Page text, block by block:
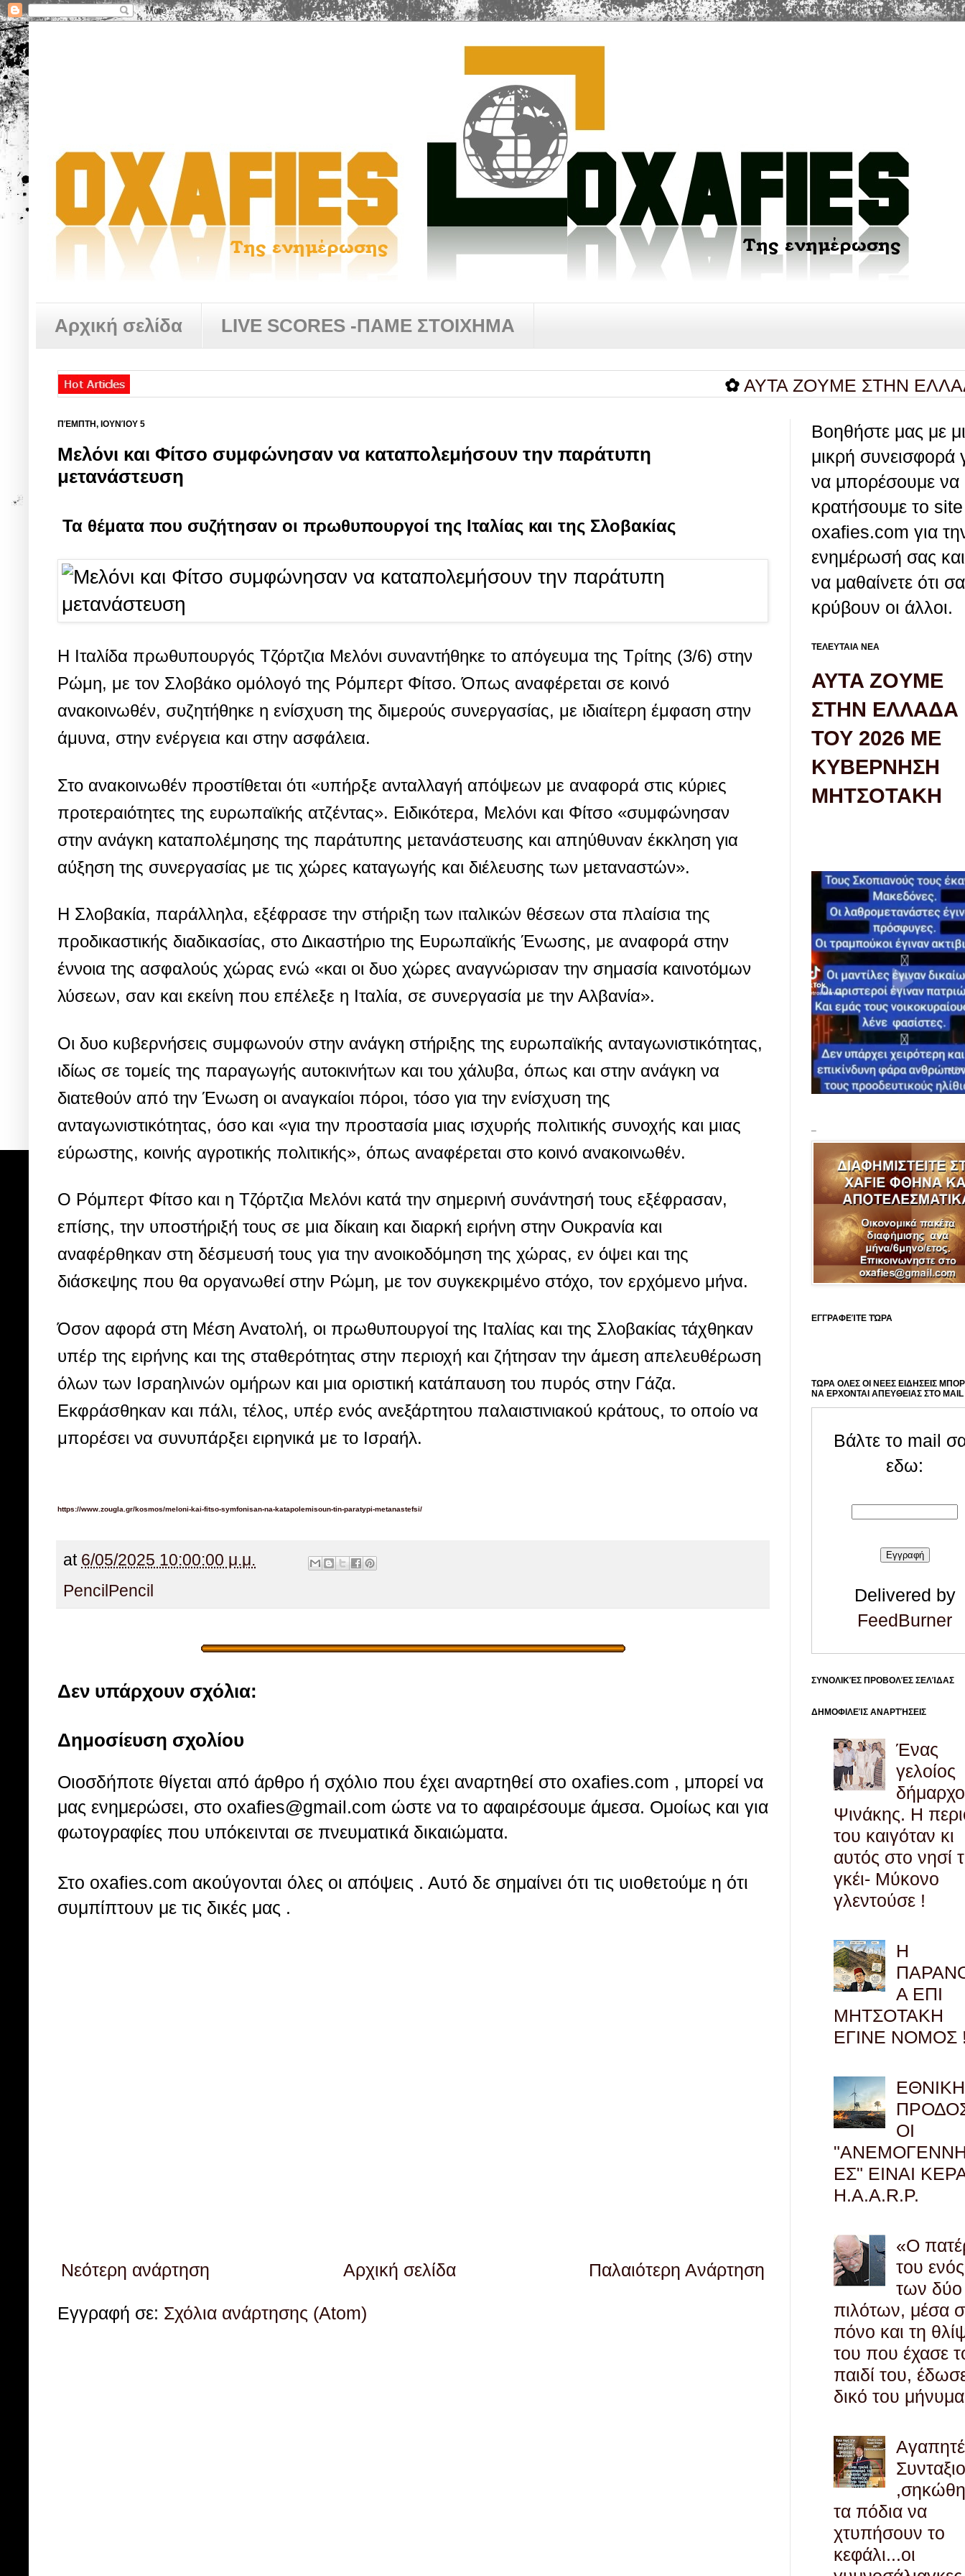
Αρχική σελίδα LIVE SCORES -ΠΑΜΕ ΣΤΟΙΧΗΜΑ
AYTA ZOYME ΣΤΗΝ ΕΛΛΑΔΑ
ΠΈΜΠΤΗ, ΙΟΥΝΊΟΥ 5
Μελόνι και Φίτσο συμφώνησαν να καταπολεμήσουν την παράτυπη
μετανάστευση
Τα θέματα που συζήτησαν οι πρωθυπουργοί της Ιταλίας και της Σλοβακίας
Η Ιταλίδα πρωθυπουργός Τζόρτζια Μελόνι συναντήθηκε το απόγευμα της Τρίτης (3/6) στην
Ρώμη, με τον Σλοβάκο ομόλογό της Ρόμπερτ Φίτσο. Όπως αναφέρεται σε κοινό
ανακοινωθέν, συζητήθηκε η ενίσχυση της διμερούς συνεργασίας, με ιδιαίτερη έμφαση στην
άμυνα, στην ενέργεια και στην ασφάλεια.
Στο ανακοινωθέν προστίθεται ότι «υπήρξε ανταλλαγή απόψεων με αναφορά στις κύριες
προτεραιότητες της ευρωπαϊκής ατζέντας». Ειδικότερα, Μελόνι και Φίτσο «συμφώνησαν
στην ανάγκη καταπολέμησης της παράτυπης μετανάστευσης και απηύθυναν έκκληση για
αύξηση της συνεργασίας με τις χώρες καταγωγής και διέλευσης των μεταναστών».
Η Σλοβακία, παράλληλα, εξέφρασε την στήριξη των ιταλικών θέσεων στα πλαίσια της
προδικαστικής διαδικασίας, στο Δικαστήριο της Ευρωπαϊκής Ένωσης, με αναφορά στην
έννοια της ασφαλούς χώρας ενώ «και οι δυο χώρες αναγνώρισαν την σημασία καινοτόμων
λύσεων, σαν και εκείνη που επέλεξε η Ιταλία, σε συνεργασία με την Αλβανία».
Οι δυο κυβερνήσεις συμφωνούν στην ανάγκη στήριξης της ευρωπαϊκής ανταγωνιστικότητας,
ιδίως σε τομείς της παραγωγής αυτοκινήτων και του χάλυβα, όπως και στην ανάγκη να
διατεθούν από την Ένωση οι αναγκαίοι πόροι, τόσο για την ενίσχυση της
ανταγωνιστικότητας, όσο και «για την προστασία μιας ισχυρής πολιτικής συνοχής και μιας
εύρωστης, κοινής αγροτικής πολιτικής», όπως αναφέρεται στο κοινό ανακοινωθέν.
Ο Ρόμπερτ Φίτσο και η Τζόρτζια Μελόνι κατά την σημερινή συνάντησή τους εξέφρασαν,
επίσης, την υποστήριξή τους σε μια δίκαιη και διαρκή ειρήνη στην Ουκρανία και
αναφέρθηκαν στη δέσμευσή τους για την ανοικοδόμηση της χώρας, εν όψει και της
διάσκεψης που θα οργανωθεί στην Ρώμη, με τον συγκεκριμένο στόχο, τον ερχόμενο μήνα.
Όσον αφορά στη Μέση Ανατολή, οι πρωθυπουργοί της Ιταλίας και της Σλοβακίας τάχθηκαν
υπέρ της ειρήνης και της σταθερότητας στην περιοχή και ζήτησαν την άμεση απελευθέρωση
όλων των Ισραηλινών ομήρων και μια οριστική κατάπαυση του πυρός στην Γάζα.
Εκφράσθηκαν και πάλι, τέλος, υπέρ ενός ανεξάρτητου παλαιστινιακού κράτους, το οποίο να
μπορέσει να συνυπάρξει ειρηνικά με το Ισραήλ.
https://www.zougla.gr/kosmos/meloni-kai-fitso-symfonisan-na-katapolemisoun-tin-paratypi-metanastefsi/
at 6/05/2025 10:00:00 μ.μ.
Pencil Pencil
Δεν υπάρχουν σχόλια:
Δημοσίευση σχολίου
Οιοσδήποτε θίγεται από άρθρο ή σχόλιο που έχει αναρτηθεί στο oxafies.com , μπορεί να
μας ενημερώσει, στο oxafies@gmail.com ώστε να το αφαιρέσουμε άμεσα. Ομοίως και για
φωτογραφίες που υπόκεινται σε πνευματικά δικαιώματα.
Στo oxafies.com ακούγονται όλες οι απόψεις . Αυτό δε σημαίνει ότι τις υιοθετούμε η ότι
συμπίπτουν με τις δικές μας .
Νεότερη ανάρτηση Παλαιότερη Ανάρτηση
Αρχική σελίδα
Εγγραφή σε: Σχόλια ανάρτησης (Atom)
Βοηθήστε μας με
μικρή συνεισφορά
να μπορέσουμε να
κρατήσουμε το site
oxafies.com για
ενημέρωσή σας
να μαθαίνετε ότι
κρύβουν οι άλλοι.
ΤΕΛΕΥΤΑΙΑ ΝΕΑ
AYTA ZOYME
ΣΤΗΝ ΕΛΛΑΔΑ
ΤΟΥ 2026 ΜΕ
ΚΥΒΕΡΝΗΣΗ
ΜΗΤΣΟΤΑΚΗ
ΕΓΓΡΑΦΕΊΤΕ ΤΏΡΑ
ΤΩΡΑ ΟΛΕΣ ΟΙ ΝΕΕΣ ΕΙΔΗΣΕΙΣ
ΝΑ ΕΡΧΟΝΤΑΙ ΑΠΕΥΘΕΙΑΣ ΣΤΟ
Βάλτε το mail
εδω:
Delivered by
FeedBurner
ΣΥΝΟΛΙΚΈΣ ΠΡΟΒΟΛΈΣ ΣΕΛΊΔΑΣ
ΔΗΜΟΦΙΛΕΊΣ ΑΝΑΡΤΉΣΕΙΣ
Ένας
γελοίος
Ψινάκης. Η
του καιγόταν κι
αυτός στο νησί
γκέι- Μύκονο
γλεντούσε !
Η
Α ΕΠΙ
ΜΗΤΣΟΤΑΚΗ
ΕΓΙΝΕ ΝΟΜΟΣ
ΕΘΝΙΚΗ
ΟΙ
ΕΣ" ΕΙΝΑΙ
H.A.A.R.P.
«Ο
του
των δύο
πιλότων, μέσα
πόνο και τη
του που έχασε
παιδί του,
δικό του μήνυμα
Αγαπητέ
τα πόδια να
χτυπήσουν το
κεφάλι...οι